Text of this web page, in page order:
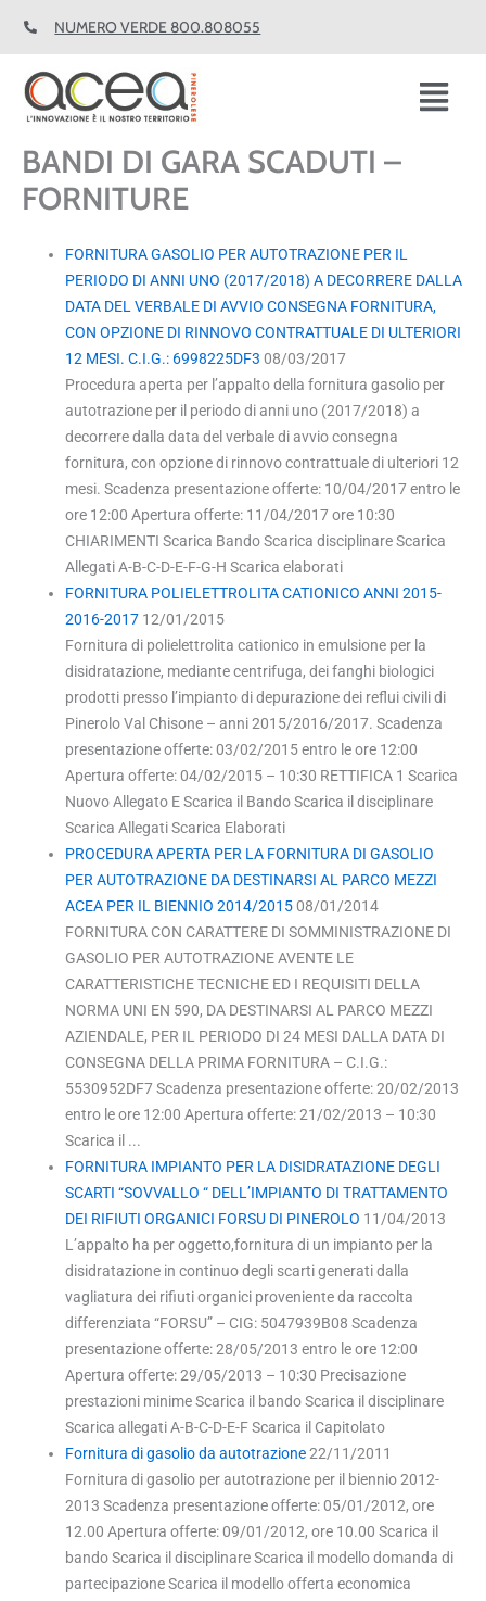
NUMERO VERDE 800.808055
BANDI DI GARA SCADUTI –
FORNITURE
FORNITURA GASOLIO PER AUTOTRAZIONE PER IL
PERIODO DI ANNI UNO (2017/2018) A DECORRERE DALLA
DATA DEL VERBALE DI AVVIO CONSEGNA FORNITURA,
CON OPZIONE DI RINNOVO CONTRATTUALE DI ULTERIORI
12 MESI. C.I.G.: 6998225DF3 08/03/2017
Procedura aperta per l’appalto della fornitura gasolio per
autotrazione per il periodo di anni uno (2017/2018) a
decorrere dalla data del verbale di avvio consegna
fornitura, con opzione di rinnovo contrattuale di ulteriori 12
mesi. Scadenza presentazione offerte: 10/04/2017 entro le
ore 12:00 Apertura offerte: 11/04/2017 ore 10:30
CHIARIMENTI Scarica Bando Scarica disciplinare Scarica
Allegati A-B-C-D-E-F-G-H Scarica elaborati
FORNITURA POLIELETTROLITA CATIONICO ANNI 2015-
2016-2017 12/01/2015
Fornitura di polielettrolita cationico in emulsione per la
disidratazione, mediante centrifuga, dei fanghi biologici
prodotti presso l’impianto di depurazione dei reflui civili di
Pinerolo Val Chisone – anni 2015/2016/2017. Scadenza
presentazione offerte: 03/02/2015 entro le ore 12:00
Apertura offerte: 04/02/2015 – 10:30 RETTIFICA 1 Scarica
Nuovo Allegato E Scarica il Bando Scarica il disciplinare
Scarica Allegati Scarica Elaborati
PROCEDURA APERTA PER LA FORNITURA DI GASOLIO
PER AUTOTRAZIONE DA DESTINARSI AL PARCO MEZZI
ACEA PER IL BIENNIO 2014/201508/01/2014
FORNITURA CON CARATTERE DI SOMMINISTRAZIONE DI
GASOLIO PER AUTOTRAZIONE AVENTE LE
CARATTERISTICHE TECNICHE ED I REQUISITI DELLA
NORMA UNI EN 590, DA DESTINARSI AL PARCO MEZZI
AZIENDALE, PER IL PERIODO DI 24 MESI DALLA DATA DI
CONSEGNA DELLA PRIMA FORNITURA – C.I.G.:
5530952DF7 Scadenza presentazione offerte: 20/02/2013
entro le ore 12:00 Apertura offerte: 21/02/2013 – 10:30
Scarica il ...
FORNITURA IMPIANTO PER LA DISIDRATAZIONE DEGLI
SCARTI “SOVVALLO “ DELL’IMPIANTO DI TRATTAMENTO
DEI RIFIUTI ORGANICI FORSU DI PINEROLO 11/04/2013
L’appalto ha per oggetto,fornitura di un impianto per la
disidratazione in continuo degli scarti generati dalla
vagliatura dei rifiuti organici proveniente da raccolta
differenziata “FORSU” – CIG: 5047939B08 Scadenza
presentazione offerte: 28/05/2013 entro le ore 12:00
Apertura offerte: 29/05/2013 – 10:30 Precisazione
prestazioni minime Scarica il bando Scarica il disciplinare
Scarica allegati A-B-C-D-E-F Scarica il Capitolato
Fornitura di gasolio da autotrazione22/11/2011
Fornitura di gasolio per autotrazione per il biennio 2012-
2013 Scadenza presentazione offerte: 05/01/2012, ore
12.00 Apertura offerte: 09/01/2012, ore 10.00 Scarica il
bando Scarica il disciplinare Scarica il modello domanda di
partecipazione Scarica il modello offerta economica